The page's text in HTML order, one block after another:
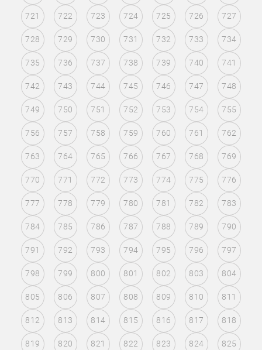
721 722 723 724 725 726 727
728 729 730 731 732 733 734
735 736 737 738 739 740 741
742 743 744 745 746 747 748
749 750 751 752 753 754 755
756 757 758 759 760 761 762
763 764 765 766 767 768 769
770 771 772 773 774 775 776
777 778 779 780 781 782 783
784 785 786 787 788 789 790
791 792 793 794 795 796 797
798 799 800 801 802 803 804
805 806 807 808 809 810 811
812 813 814 815 816 817 818
819 820 821 822 823 824 825